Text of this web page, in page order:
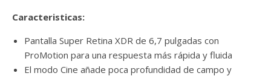
Caracteristicas:
Pantalla Super Retina XDR de 6,7 pulgadas con
ProMotion para una respuesta más rápida y fluida
El modo Cine añade poca profundidad de campo y